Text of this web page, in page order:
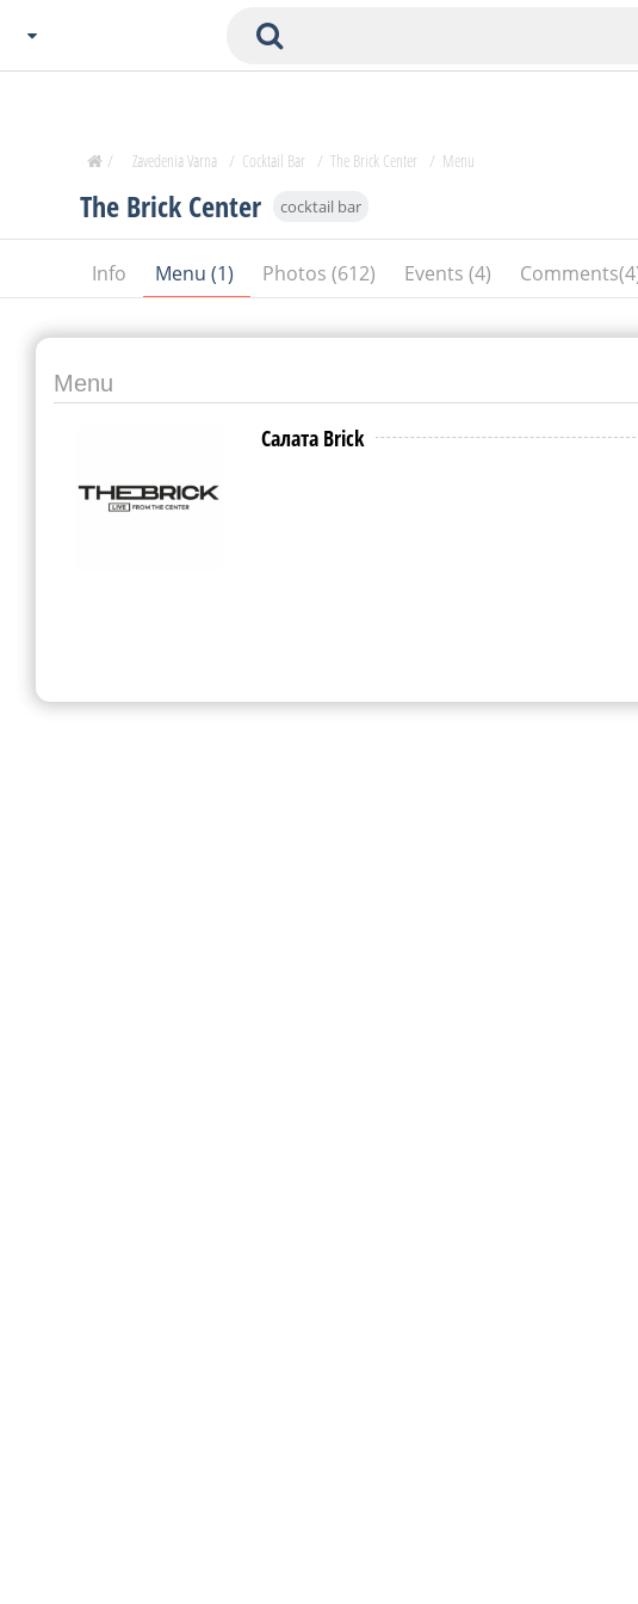
Plovdiv
Burgas
Veliko Tarnovo
Basnko
SOFIA
The Brick Center cocktail bar
Info Menu (1) Photos (612) Events (4)
/ Zavedenia Varna / Cocktail Bar / The Brick Center / Menu
Menu
Салата Brick